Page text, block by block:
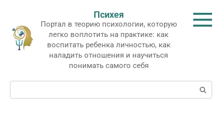
контенту
Психея
Портал в теорию психологии, которую
легко воплотить на практике: как
воспитать ребенка личностью, как
наладить отношения и научиться
понимать самого себя
Поиск: